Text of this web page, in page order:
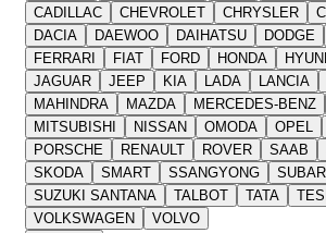
CADILLAC
CHEVROLET CHRYSLER
DACIA
DAEWOO DAIHATSU DODGE
FERRARI
FIAT FORD HONDA
JAGUAR
JEEP KIA LADA LANCIA
MAHINDRA
MAZDA MERCEDES-BENZ
MITSUBISHI
NISSAN OMODA OPEL
PORSCHE
RENAULT ROVER SAAB
SKODA
SMART SSANGYONG
SUZUKI SANTANA
TALBOT TATA
VOLKSWAGEN
VOLVO